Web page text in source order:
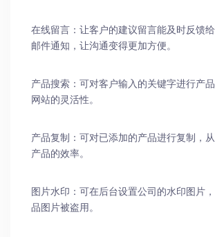
在线留言：让客户的建议留言能及时反馈
邮件通知，让沟通变得更加方便。
产品搜索：可对客户输入的关键字进行产
网站的灵活性。
产品复制：可对已添加的产品进行复制，
产品的效率。
图片水印：可在后台设置公司的水印图片
品图片被盗用。